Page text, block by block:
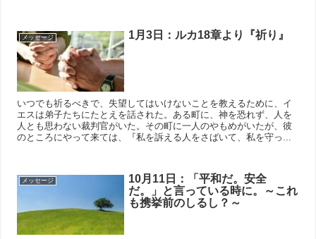
メッセージ 1月3日：ルカ18章より『祈り』
いつでも祈るべきで、失望してはいけないことを教えるために、イ
エスは弟子たちにたとえを話された。ある町に、神を恐れず、人を
人とも思わない裁判官がいた。その町に一人のやもめがいたが、彼
のところにやって来ては、『私を訴える人をさばいて、私を守っ...
メッセージ
10月11日：「平和だ。安全
だ。」と言っている時に。～これ
も携挙前のしるし？～